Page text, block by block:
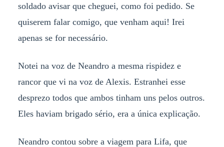
soldado avisar que cheguei, como foi pedido. Se
quiserem falar comigo, que venham aqui! Irei
apenas se for necessário.
Notei na voz de Neandro a mesma rispidez e
rancor que vi na voz de Alexis. Estranhei esse
desprezo todos que ambos tinham uns pelos outros.
Eles haviam brigado sério, era a única explicação.
Neandro contou sobre a viagem para Lifa, que